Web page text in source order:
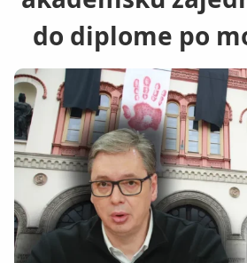
do diplome po